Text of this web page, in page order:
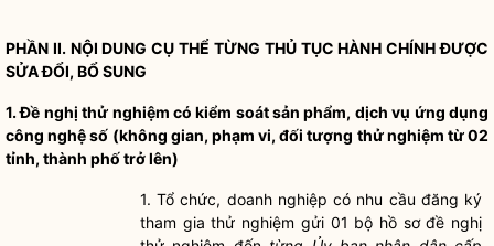
PHẦN II. NỘI DUNG CỤ THỂ TỪNG THỦ TỤC HÀNH CHÍNHĐƯỢC
SỬA ĐỔI, BỔ SUNG
1. Đề nghị thử nghiệm có kiểm soát sản phẩm, dịch vụ ứng dụng
công nghệ số (không gian, phạm vi, đối tượng thử nghiệm từ 02
tỉnh, thành phố trở lên)
1. Tổ chức, doanh nghiệp có nhu cầu đăng ký
tham gia thử nghiệm gửi 01 bộ hồ sơđề nghị